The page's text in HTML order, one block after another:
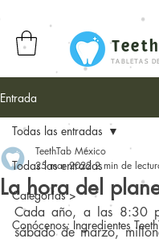
TABLETAS
Entrada
Todas las entradas
Categorías >
Conócenos: Ingredientes
Todas las entradas
La hora del
TeethTab México
25 mar 2022 2 min de
Cada año, a las 8:30
sábado de marzo,